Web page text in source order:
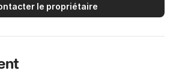
le propriétaire